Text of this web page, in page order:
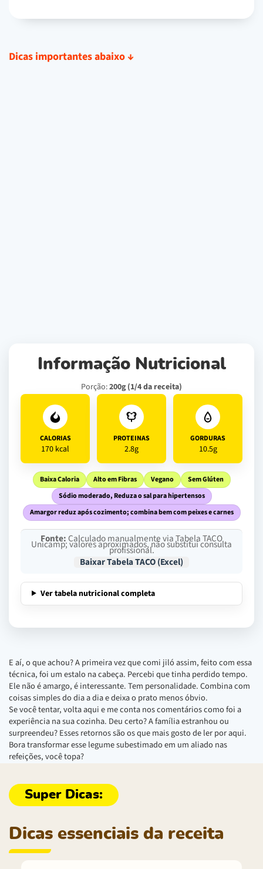
Dicas importantes abaixo ↓
Informação Nutricional
Porção:200g (1/4 da receita)
CALORIAS
170 kcal
PROTEINAS
2.8g
GORDURAS
10.5g
Baixa Caloria Alto em Fibras Vegano
Sem Glúten
Sódio moderado, Reduza o sal para hipertensos
Amargor reduz após cozimento; combina bem com peixes e carnes
Fonte:Calculado manualmente via Tabela TACO
Unicamp; valores aproximados, não substitui consulta
profissional.
Baixar Tabela TACO (Excel)
Ver tabela nutricional completa
E aí, o que achou? A primeira vez que comi jiló assim, feito com essa
técnica, foi um estalo na cabeça. Percebi que tinha perdido tempo.
Ele não é amargo, é interessante. Tem personalidade. Combina com
coisas simples do dia a dia e deixa o prato menos óbvio.
Se você tentar, volta aqui e me conta nos comentários como foi a
experiência na sua cozinha. Deu certo? A família estranhou ou
surpreendeu? Esses retornos são os que mais gosto de ler por aqui.
Bora transformar esse legume subestimado em um aliado nas
refeições, você topa?
Dicas essenciais da receita